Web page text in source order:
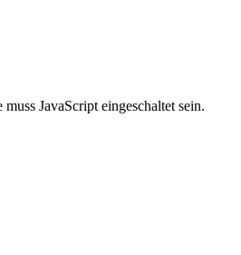
JavaScript eingeschaltet sein.